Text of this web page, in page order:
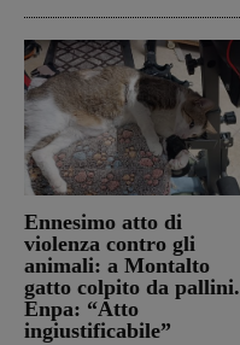
Ennesimo atto di
violenza contro gli
animali: a Montalto
gatto colpito da pallini.
Enpa: “Atto
ingiustificabile”